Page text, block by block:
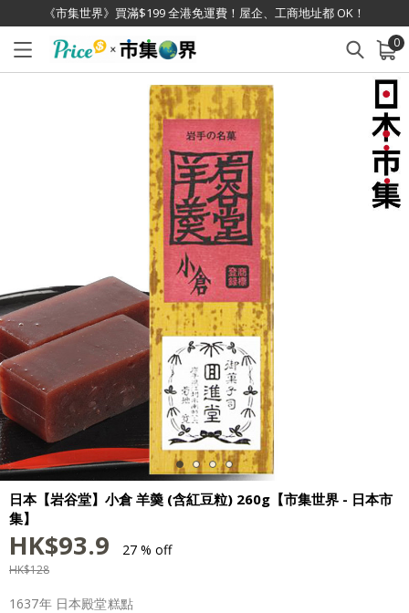
《市集世界》買滿$199 全港免運費！屋企、工商地址都 OK！
0
已加入購物車 查看
日本【岩谷堂】小倉 羊羮 (含紅豆粒) 260g【市集世界 - 日本市
集】
HK$93.9 27 % off
HK$128
1637年 日本殿堂糕點